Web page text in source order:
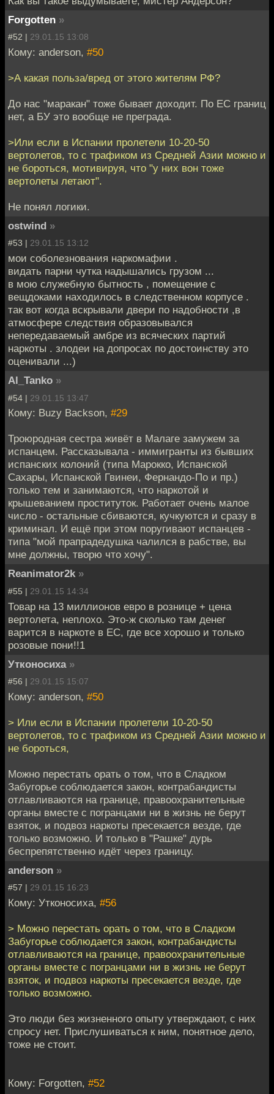
Forgotten »
#52 | 29.01.15 13:08
Кому: anderson, #50
>А какая польза/вред от этого жителям РФ?
До нас "маракан" тоже бывает доходит. По ЕС границ
нет, а БУ это вообще не преграда.
>Или если в Испании пролетели 10-20-50
вертолетов, то с трафиком из Средней Азии можно и
не бороться, мотивируя, что "у них вон тоже
вертолеты летают".
Не понял логики.
ostwind »
#53 | 29.01.15 13:12
мои соболезнования наркомафии .
видать парни чутка надышались грузом ...
в мою служебную бытность , помещение с
вещдоками находилось в следственном корпусе .
так вот когда вскрывали двери по надобности ,в
атмосфере следствия образовывался
непередаваемый амбре из всяческих партий
наркоты . злодеи на допросах по достоинству это
оценивали ...)
Al_Tanko »
#54 | 29.01.15 13:47
Кому: Buzy Backson, #29
Троюродная сестра живёт в Малаге замужем за
испанцем. Рассказывала - иммигранты из бывших
испанских колоний (типа Марокко, Испанской
Сахары, Испанской Гвинеи, Фернандо-По и пр.)
только тем и занимаются, что наркотой и
крышеванием проституток. Работает очень малое
число - остальные сбиваются, кучкуются и сразу в
криминал. И ещё при этом поругивают испанцев -
типа "мой прапрадедушка чалился в рабстве, вы
мне должны, творю что хочу".
Reanimator2k »
#55 | 29.01.15 14:34
Товар на 13 миллионов евро в рознице + цена
вертолета, неплохо. Это-ж сколько там денег
варится в наркоте в ЕС, где все хорошо и только
розовые пони!!1
Утконосиха »
#56 | 29.01.15 15:07
Кому: anderson, #50
> Или если в Испании пролетели 10-20-50
вертолетов, то с трафиком из Средней Азии можно и
не бороться,
Можно перестать орать о том, что в Сладком
Забугорье соблюдается закон, контрабандисты
отлавливаются на границе, правоохранительные
органы вместе с погранцами ни в жизнь не берут
взяток, и подвоз наркоты пресекается везде, где
только возможно. И только в "Рашке" дурь
беспрепятственно идёт через границу.
anderson »
#57 | 29.01.15 16:23
Кому: Утконосиха, #56
> Можно перестать орать о том, что в Сладком
Забугорье соблюдается закон, контрабандисты
отлавливаются на границе, правоохранительные
органы вместе с погранцами ни в жизнь не берут
взяток, и подвоз наркоты пресекается везде, где
только возможно.
Это люди без жизненного опыту утверждают, с них
спросу нет. Прислушиваться к ним, понятное дело,
тоже не стоит.
Кому: Forgotten, #52